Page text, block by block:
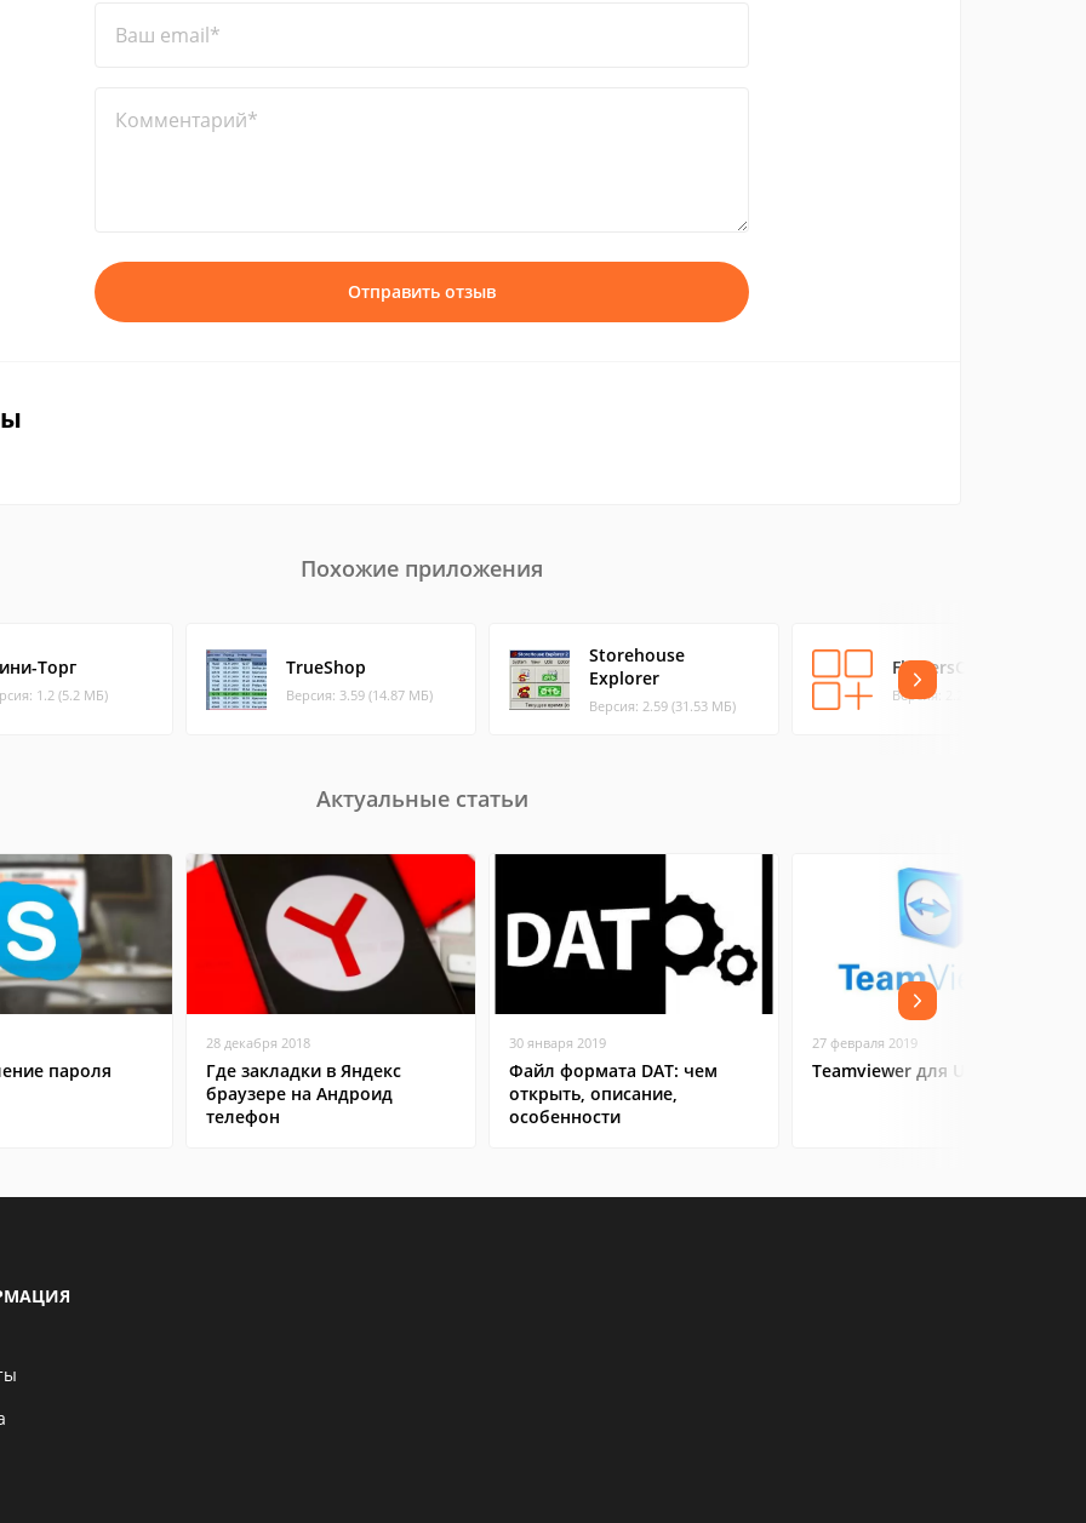
Ваш email*
Комментарий*
Отправить отзыв
Похожие приложения
Торг
1.2 (5.2 МБ)
TrueShop
Версия: 3.59 (14.87 МБ)
Storehouse
Explorer
Версия: 2.59 (31.53 МБ)
FlowersClient
Версия: 2.2.2.20 (2.96 МБ)
Актуальные статьи
пароля
28 декабря 2018
Где закладки в Яндекс
браузере на Андроид
телефон
30 января 2019
Файл формата DAT: чем
открыть, описание,
особенности
27 февраля 2019
Teamviewer для Ubuntu